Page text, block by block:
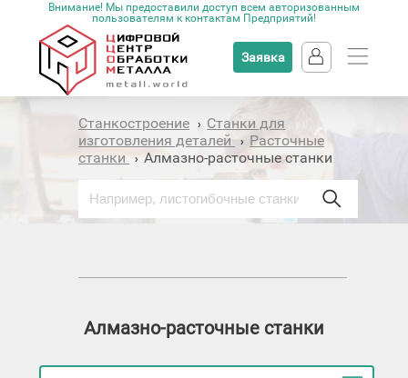
Внимание! Мы предоставили доступ всем авторизованным
пользователям к контактам Предприятий!
Заявка
Станкостроение › Станки для
изготовления деталей › Расточные
станки
›Алмазно-расточные станки
Алмазно-расточные станки